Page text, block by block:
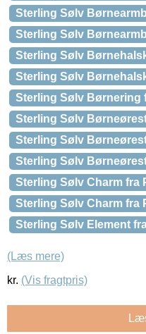
Sterling Sølv
Sterling Sølv
Sterling Sølv
Sterling Sølv
Sterling Sølv Børnering
Sterling Sølv
Sterling Sølv
Sterling Sølv
Sterling Sølv Charm fra
Sterling Sølv Charm fra
Sterling Sølv Element
(Læs mere)
kr. (Vis fragtpris)